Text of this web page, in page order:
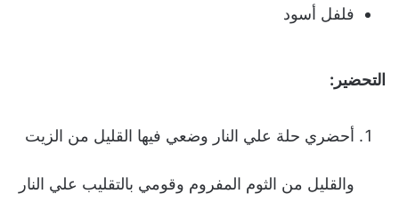
فلفل أسود
التحضير:
أحضري حلة علي النار وضعي فيها القليل من الزيت
والقليل من الثوم المفروم وقومي بالتقليب علي النار